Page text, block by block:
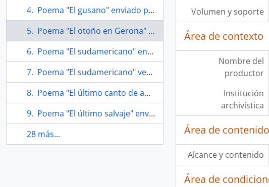
Poema "El gusano" enviado por Roberto Bolaño a Soledad Bianchi
Poema "El otoño en Gerona" enviado por Roberto Bolaño a Soledad Bianchi
Poema "El sudamericano" enviado por Roberto Bolaño a Soledad Bianchi
Poema "El sudamericano" versión corregida enviado por Roberto Bolaño a Soledad Bianchi
Poema "El último canto de amor de Pedro J. Lastarria, alias 'El chorito'"
Poema "El último salvaje" enviado por Roberto Bolaño a Soledad Bianchi
28 más...
Volumen y soporte
Área de contexto
Nombre del
productor
Institución
archivística
Área de
Alcance y contenido
Área de